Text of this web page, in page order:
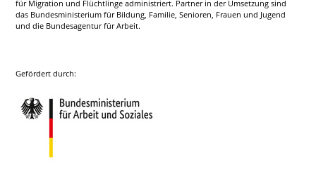
für Migration und Flüchtlinge administriert. Partner in der Umsetzung sind
das Bundesministerium für Bildung, Familie, Senioren, Frauen und Jugend
und die Bundesagentur für Arbeit.
Gefördert durch: